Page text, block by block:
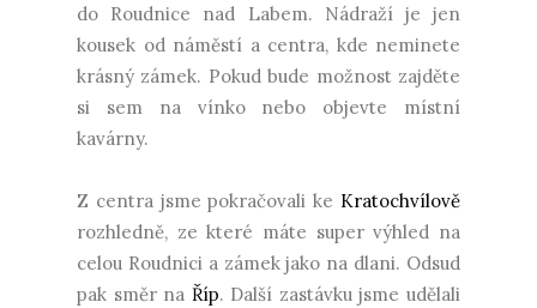
do Roudnice nad Labem. Nádraží je jen
kousek od náměstí a centra, kde neminete
krásný zámek. Pokud bude možnost zajděte
si sem na vínko nebo objevte místní
kavárny.
Z centra jsme pokračovali ke Kratochvílově
rozhledně, ze které máte super výhled na
celou Roudnici a zámek jako na dlani. Odsud
pak směr na Říp. Další zastávku jsme udělali